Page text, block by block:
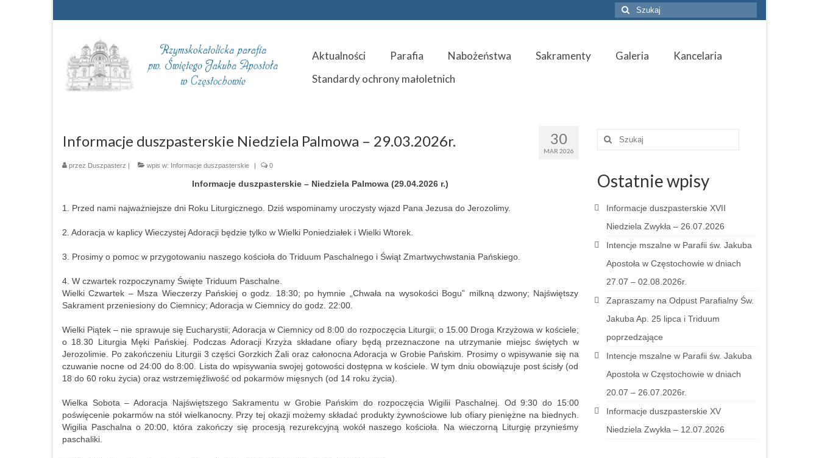
Szuklaj
w:
Aktualności Parafia Nabożeństwa Sakramenty Galeria
Kancelaria
Standardy ochrony małoletnich
30
MAR 2026
Informacje duszpasterskie Niedziela Palmowa – 29.03.2026r.
przez Duszpasterz wpis w: Informacje duszpasterskie 0
Informacje duszpasterskie – Niedziela Palmowa (29.04.2026 r.)
1. Przed nami najważniejsze dni Roku Liturgicznego. Dziś wspominamy uroczysty wjazd Pana Jezusa do Jerozolimy.
2. Adoracja w kaplicy Wieczystej Adoracji będzie tylko w Wielki Poniedziałek i Wielki Wtorek.
3. Prosimy o pomoc w przygotowaniu naszego kościoła do Triduum Paschalnego i Świąt Zmartwychwstania Pańskiego.
4. W czwartek rozpoczynamy Święte Triduum Paschalne.
Wielki Czwartek – Msza Wieczerzy Pańskiej o godz. 18:30; po hymnie „Chwała na wysokości Bogu” milkną dzwony; Najświętszy
Sakrament przeniesiony do Ciemnicy; Adoracja w Ciemnicy do godz. 22:00.
Wielki Piątek – nie sprawuje się Eucharystii; Adoracja w Ciemnicy od 8:00 do rozpoczęcia Liturgii; o 15.00 Droga Krzyżowa w kościele;
o 18.30 Liturgia Męki Pańskiej. Podczas Adoracji Krzyża składane ofiary będą przeznaczone na utrzymanie miejsc świętych w
Jerozolimie. Po zakończeniu Liturgii 3 części Gorzkich Żali oraz całonocna Adoracja w Grobie Pańskim. Prosimy o wpisywanie się na
czuwanie nocne od 24:00 do 8:00. Lista do wpisywania swojej gotowości dostępna w kościele. W tym dniu obowiązuje post ścisły (od
18 do 60 roku życia) oraz wstrzemięźliwość od pokarmów mięsnych (od 14 roku życia).
Wielka Sobota – Adoracja Najświętszego Sakramentu w Grobie Pańskim do rozpoczęcia Wigilii Paschalnej. Od 9:30 do 15:00
poświęcenie pokarmów na stół wielkanocny. Przy tej okazji możemy składać produkty żywnościowe lub ofiary pieniężne na biednych.
Wigilia Paschalna o 20:00, która zakończy się procesją rezurekcyjną wokół naszego kościoła. Na wieczorną Liturgię przynieśmy
paschaliki.
Szuklaj
Ostatnie wpisy
Informacje duszpasterskie XVII
Niedziela Zwykła – 26.07.2026
Intencje mszalne w Parafii św. Jakuba
Apostoła w Częstochowie w dniach
27.07 – 02.08.2026r.
Zapraszamy na Odpust Parafialny Św.
Jakuba Ap. 25 lipca i Triduum
poprzedzające
Intencje mszalne w Parafii św. Jakuba
Apostoła w Częstochowie w dniach
20.07 – 26.07.2026r.
Informacje duszpasterskie XV
Niedziela Zwykła – 12.07.2026